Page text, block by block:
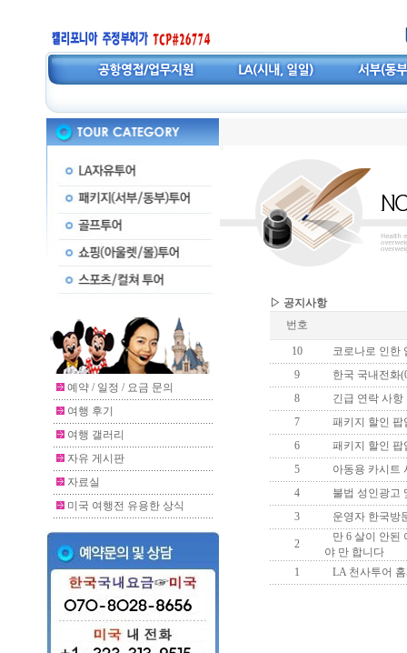
예약 / 일정 / 요금 문의
여행 후기
여행 갤러리
자유 게시판
자료실
미국 여행전 유용한 상식
▷ 공지사항
번호
10
코로나로 인한
9
한국 국내전화
8
긴급 연락 사항
7
패키지 할인 팝
6
패키지 할인 팝
5
아동용 카시트
4
불법 성인광고
3
운영자 한국방
2
만 6 살이 안된
야 만 합니다
1
LA 천사투어